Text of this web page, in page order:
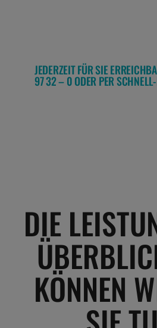
JEDERZEIT FÜR SIE
97 32 – 0 ODER PER
DIE
KÖNNEN